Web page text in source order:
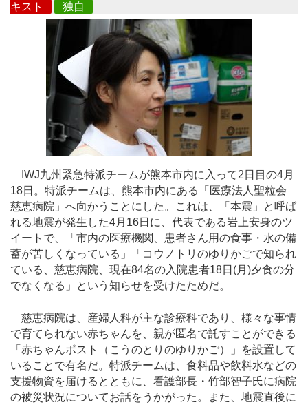
キスト
独自
IWJ九州緊急特派チームが熊本市内に入って2日目の4月
18日。特派チームは、熊本市内にある「医療法人聖粒会
慈恵病院」へ向かうことにした。これは、「本震」と呼ば
れる地震が発生した4月16日に、代表である岩上安身のツ
イートで、「市内の医療機関、患者さん用の食事・水の備
蓄が苦しくなっている」「コウノトリのゆりかごで知られ
ている、慈恵病院、現在84名の入院患者18日(月)夕食の分
でなくなる」という知らせを受けたためだ。
慈恵病院は、産婦人科が主な診療科であり、様々な事情
で育てられない赤ちゃんを、親が匿名で託すことができる
「赤ちゃんポスト（こうのとりのゆりかご）」を設置して
いることで有名だ。特派チームは、食料品や飲料水などの
支援物資を届けるとともに、看護部長・竹部智子氏に病院
の被災状況についてお話をうかがった。また、地震直後に